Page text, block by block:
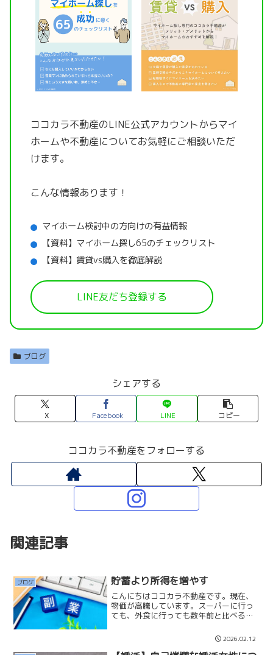
ココカラ不動産のLINE公式アカウントからマイ
ホームや不動産についてお気軽にご相談いただ
けます。
こんな情報あります！
マイホーム検討中の方向けの有益情報
【資料】マイホーム探し65のチェックリスト
【資料】賃貸vs購入を徹底解説
LINE友だち登録する
ブログ
シェアする
X Facebook LINE コピー
ココカラ不動産をフォローする
関連記事
ブログ 貯蓄より所得を増やす
こんにちはココカラ不動産です。現在、
物価が高騰しています。スーパーに行っ
ても、外食に行っても数年前と比べると
す。物価高騰に所得が追いついていない
ので、高額所得者以外の方は皆さん生活
2026.02.12